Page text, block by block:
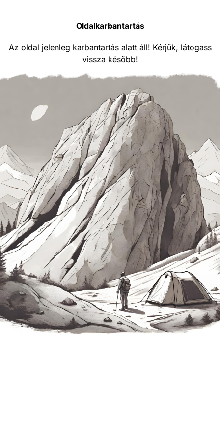
Oldalkarbantartás
Az oldal jelenleg karbantartás alatt áll! Kérjük, látogass
vissza később!